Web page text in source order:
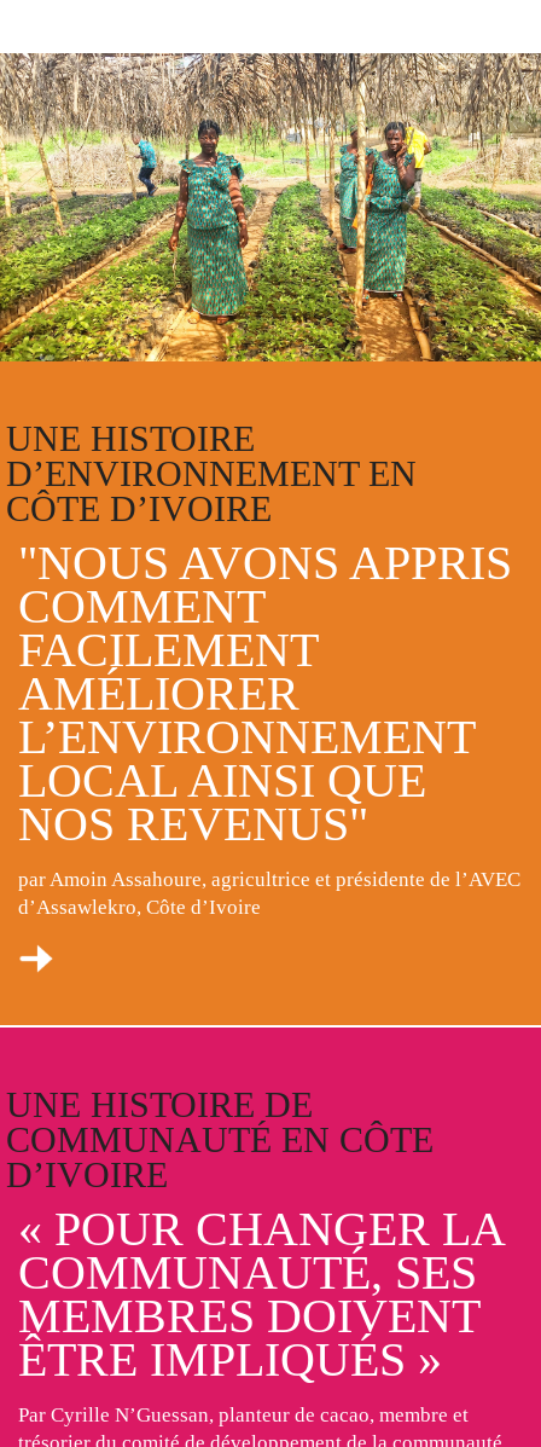
UNE HISTOIRE
D’ENVIRONNEMENT EN
CÔTE D’IVOIRE
"NOUS AVONS APPRIS
COMMENT
FACILEMENT
AMÉLIORER
L’ENVIRONNEMENT
LOCAL AINSI QUE
NOS REVENUS"
par Amoin Assahoure, agricultrice et présidente de l’AVEC
d’Assawlekro, Côte d’Ivoire
UNE HISTOIRE DE
COMMUNAUTÉ EN CÔTE
D’IVOIRE
« POUR CHANGER LA
COMMUNAUTÉ, SES
MEMBRES DOIVENT
ÊTRE IMPLIQUÉS »
Par Cyrille N’Guessan, planteur de cacao, membre et